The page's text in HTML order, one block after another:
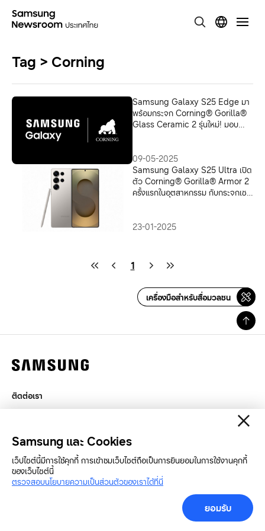
Tag > Corning
Samsung Galaxy S25 Edge มา
พร้อมกระจก Corning® Gorilla®
Glass Ceramic 2 รุ่นใหม่! มอบ
09-05-2025
Samsung Galaxy S25 Ultra เปิด
ตัว Corning® Gorilla® Armor 2
ครั้งแรกในอุตสาหกรรม กับกระจกเซ
23-01-2025
1
เครื่องมือสำหรับสื่อมวลชน
ติดต่อเรา
SAMSUNG.COM
Copyright© SAMSUNG All Rights Reserved.
Samsung และ Cookies
เว็ปไซต์นี้มีการใช้คุกกี้ การเข้าชมเว็บไซต์ถือเป็นการยินยอมในการใช้งานคุกกี้
ของเว็บไซต์นี้
ตรวจสอบนโยบายความเป็นส่วนตัวของเราได้ที่นี่
ยอมรับ